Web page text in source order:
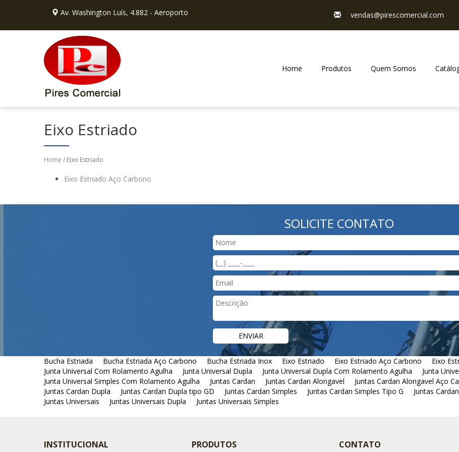
Av. Washington Luís, 4.882 - Aeroporto vendas@pirescomercial.com
Home Produtos Quem Somos
Eixo Estriado
Home / Eixo Estriado
Eixo Estriado Aço Carbono
SOLICITE CONTATO
Bucha Estriada Bucha Estriada Aço Carbono Bucha Estriada Inox Eixo Estriado Eixo Estriado Aço Carbono Eixo
Junta Universal Com Rolamento Agulha
Junta Universal Dupla Junta Universal Dupla Com Rolamento Agulha
Junta
Junta Universal Simples Com Rolamento Agulha
Juntas Cardan Juntas Cardan Alongavel Juntas Cardan Alongavel Aço
Juntas Cardan Dupla
Juntas Cardan Dupla tipo GD Juntas Cardan Simples Juntas Cardan Simples Tipo G Juntas
Juntas Universais
Juntas Universais Dupla Juntas Universais Simples
INSTITUCIONAL PRODUTOS CONTATO